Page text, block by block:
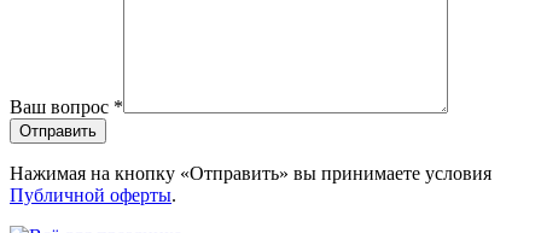
Ваш вопрос *
Отправить
Нажимая на кнопку «Отправить» вы принимаете условия
Публичной оферты.